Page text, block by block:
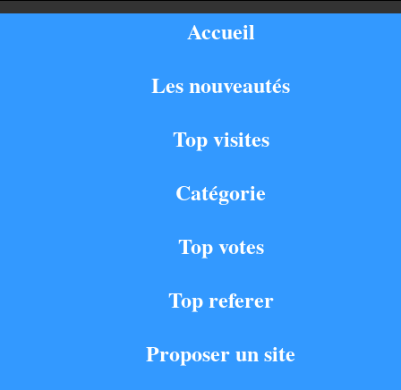
Accueil
Les nouveautés
Top visites
Catégorie
Top votes
Top referer
Proposer un site